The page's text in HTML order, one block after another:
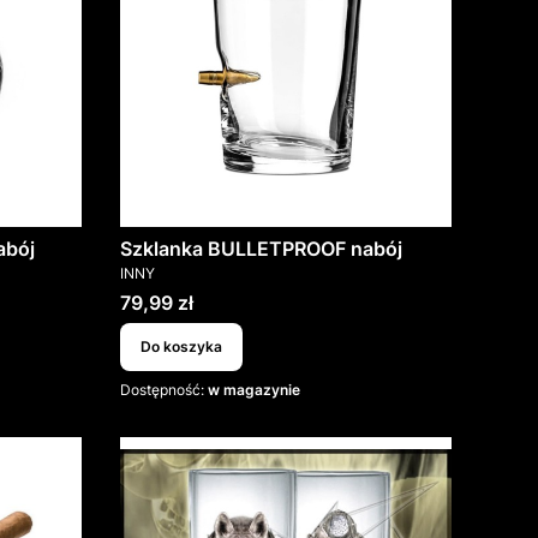
Szklanka BULLETPROOF nabój
PRODUCENT
INNY
Cena
79,99 zł
Do koszyka
Dostępność: w magazynie